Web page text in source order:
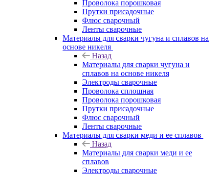
Проволока порошковая
Прутки присадочные
Флюс сварочный
Ленты сварочные
Материалы для сварки чугуна и сплавов на
основе никеля
Назад
Материалы для сварки чугуна и
сплавов на основе никеля
Электроды сварочные
Проволока сплошная
Проволока порошковая
Прутки присадочные
Флюс сварочный
Ленты сварочные
Материалы для сварки меди и ее сплавов
Назад
Материалы для сварки меди и ее
сплавов
Электроды сварочные